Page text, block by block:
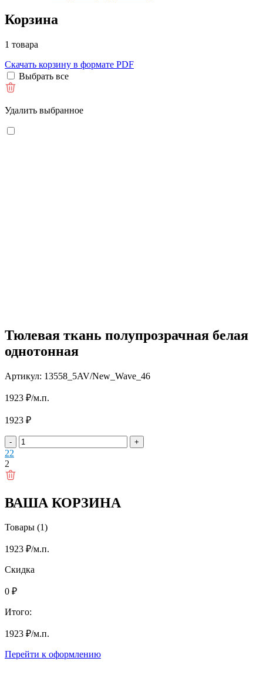
Корзина
1 товара
Скачать корзину в формате PDF
Выбрать все
Удалить выбранное
Тюлевая ткань полупрозрачная белая
однотонная
Артикул: 13558_5AV/New_Wave_46
1923 ₽/м.п.
1923 ₽
- +
22
2
ВАША КОРЗИНА
Товары (1)
1923 ₽/м.п.
Скидка
0 ₽
Итого:
1923 ₽/м.п.
Перейти к оформлению